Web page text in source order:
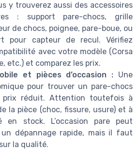
y trouverez aussi des accessoires
: support pare-chocs, grille
de chocs, poignee, pare-boue, ou
pour capteur de recul. Vérifiez
avec votre modèle (Corsa
etc.) et comparez les prix.
et pièces d’occasion : Une
pour trouver un pare-chocs
prix réduit. Attention toutefois à
la pièce (choc, fissure, usure) et à
en stock. L’occasion pare peut
dépannage rapide, mais il faut
la qualité.